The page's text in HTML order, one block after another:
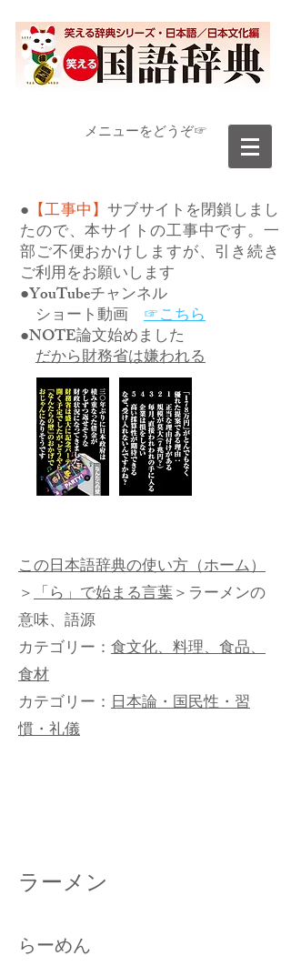
​メニューをどうぞ☞
● 【工事中】サブサイトを閉鎖しまし
たので、本サイトの工事中です。一
部ご不便おかけしますが、引き続き
ご利用をお願いします
●YouTubeチャンネル
ショート動画 ☞こちら
●NOTE論文始めました
だから財務省は嫌われる
この日本語辞典の使い方（ホーム）
＞「ら」で始まる言葉＞ラーメンの
意味、語源
カテゴリー： 食文化、料理、食品、
食材
カテゴリー： 日本論・国民性・習
慣・礼儀
ラーメン
らーめん